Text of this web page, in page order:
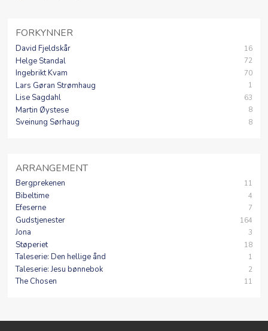
FORKYNNER
David Fjeldskår 16
Helge Standal 72
Ingebrikt Kvam 70
Lars Gøran Strømhaug 1
Lise Sagdahl 63
Martin Øystese 8
Sveinung Sørhaug 8
ARRANGEMENT
Bergprekenen 11
Bibeltime 4
Efeserne 7
Gudstjenester 164
Jona 3
Støperiet 18
Taleserie: Den hellige ånd 1
Taleserie: Jesu bønnebok 2
The Chosen 11